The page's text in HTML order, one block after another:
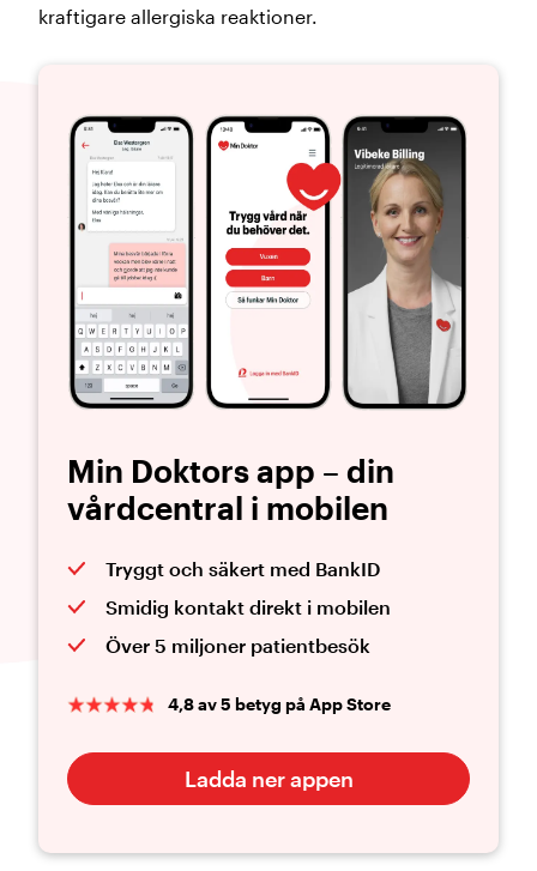
kraftigare allergiska reaktioner.
Min Doktors app – din
vårdcentral i mobilen
Tryggt och säkert med BankID
Smidig kontakt direkt i mobilen
Över 5 miljoner patientbesök
4,8 av 5 betyg på App Store
Ladda ner appen